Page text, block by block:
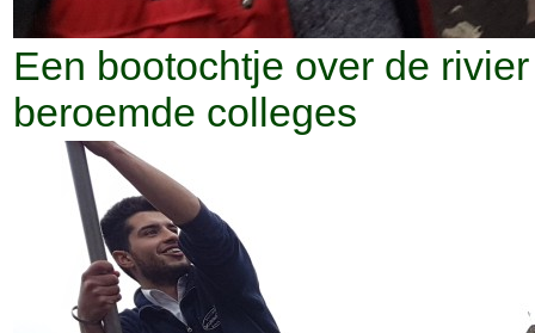
Een bootochtje over de
beroemde colleges